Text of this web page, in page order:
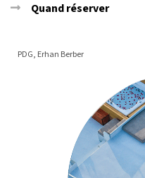
Quand réserver
PDG, Erhan Berber